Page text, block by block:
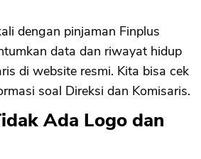
dengan pinjaman Finplus
data dan riwayat hidup
di website resmi. Kita bisa cek
soal Direksi dan Komisaris.
Ada Logo dan